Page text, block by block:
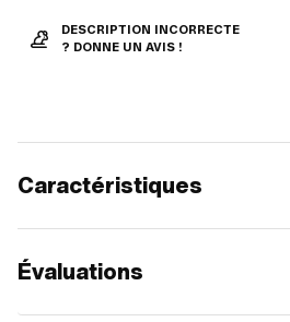
DESCRIPTION INCORRECTE
? DONNE UN AVIS !
Caractéristiques
Évaluations